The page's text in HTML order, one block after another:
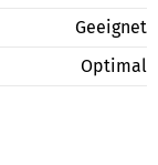
Geeignet
Optimal